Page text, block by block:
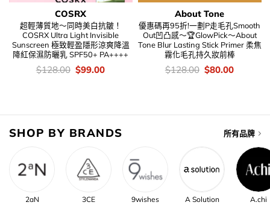
COSRX
超輕薄質地～同時美白抗皺！
COSRX Ultra Light Invisible
Sunscreen 極致輕盈隱形涼爽降溫
降紅保濕防曬乳 SPF50+ PA++++
價
錢：
$128.00 Original
price
$99.00Current
About Tone
優惠碼再95折!一劃P走毛孔Smooth
Out凹凸感～🏆GlowPick～About
Tone Blur Lasting Stick Primer 柔焦
霧化毛孔持久妝前棒
價
錢：
$128.00 Original
price
$80.00Current
SHOP BY BRANDS 所有品牌
2aN 3CE 9wishes A Solution A.chi